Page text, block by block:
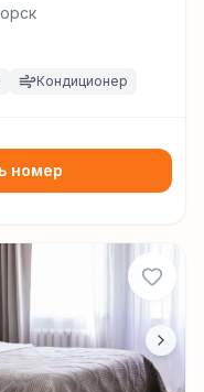
Кондиционер
номер